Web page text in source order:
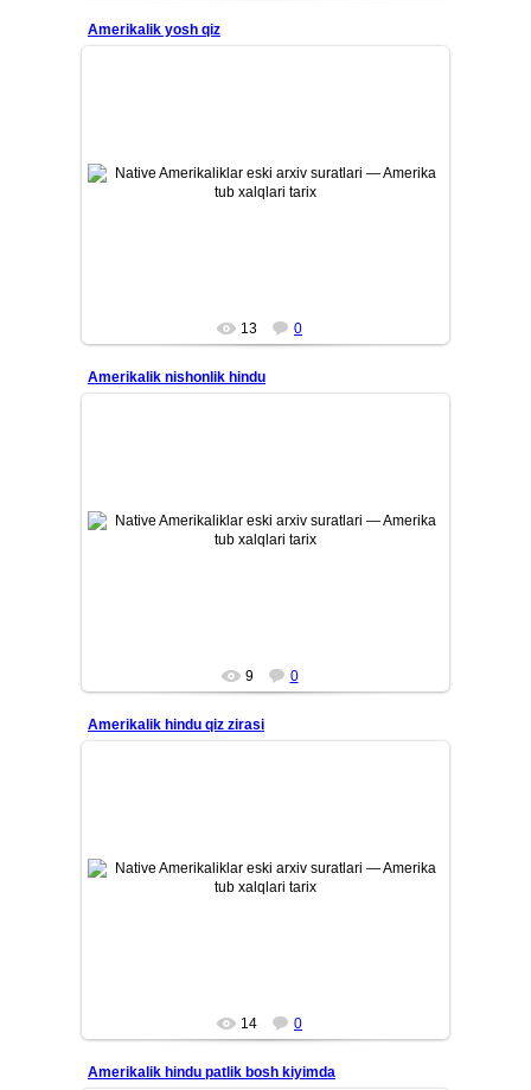
Amerikalik yosh qiz
Amerika tub aholisi — Native Amerikaliklarning eski tarixiy
arxiv suratlari. Qadimiy qabilalar, ularning madaniyati, ...
13 0
Amerikalik nishonlik hindu
Amerika tub aholisi — Native Amerikaliklarning eski tarixiy
arxiv suratlari. Qadimiy qabilalar, ularning madaniyati, ...
9 0
Amerikalik hindu qiz zirasi
Amerika tub aholisi — Native Amerikaliklarning eski tarixiy
arxiv suratlari. Qadimiy qabilalar, ularning madaniyati, ...
14 0
Amerikalik hindu patlik bosh kiyimda